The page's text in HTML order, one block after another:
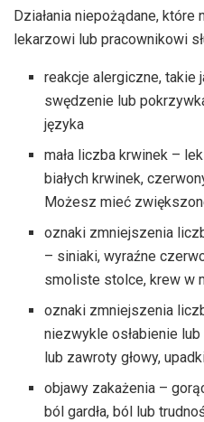
Działania niepożądane,
lekarzowi lub pracownikowi
reakcje alergiczne, takie
swędzenie lub
języka
mała liczba krwinek –
białych krwinek,
Możesz mieć
oznaki zmniejszenia
– siniaki, wyraźne
smoliste stolce, krew w
oznaki zmniejszenia
niezwykle osłabienie
lub zawroty głowy,
objawy zakażenia –
ból gardła, ból lub